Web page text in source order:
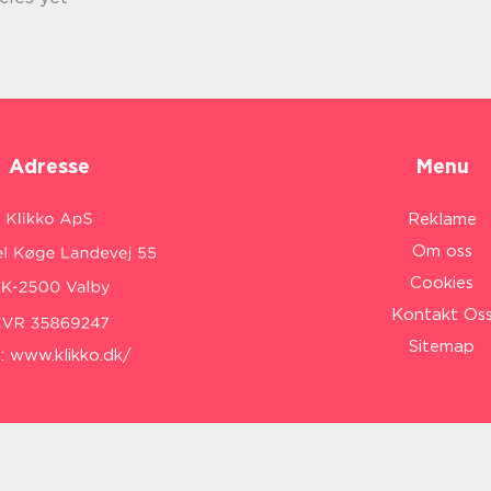
Adresse
www.klikko.dk/
Menu
Reklame
Om oss
Cookies
Kontakt
Sitemap